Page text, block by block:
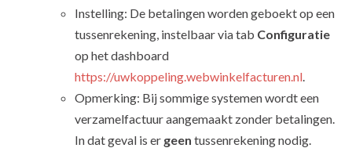
Instelling: De betalingen worden geboekt op een
tussenrekening, instelbaar via tab Configuratie
op het dashboard
https://uwkoppeling.webwinkelfacturen.nl.
Opmerking: Bij sommige systemen wordt een
verzamelfactuur aangemaakt zonder betalingen.
In dat geval is er geen tussenrekening nodig.